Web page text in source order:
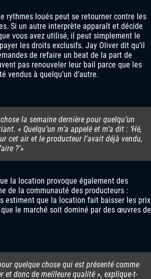
rythmes loués peut se retourner contre les
Si un autre interprète apparaît et décide
vous avez utilisé, il peut simplement le
les droits exclusifs. Jay Oliver dit qu’il
de refaire un beat de la part de
pas renouveler leur bail parce que les
vendus à quelqu’un d’autre.
la semaine dernière pour quelqu’un
« Quelqu’un m’a appelé et m’a dit : ‘Hé,
cet air et le producteur l’avait déjà vendu,
?’»
la location provoque également des
de la communauté des producteurs :
estiment que la location fait baisser les prix
le marché soit dominé par des œuvres de
quelque chose qui est présenté comme
et donc de meilleure qualité », explique-t-